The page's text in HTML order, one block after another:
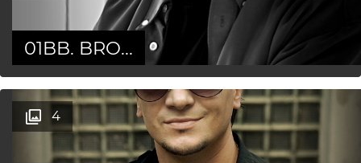
01BB. BRO...
4